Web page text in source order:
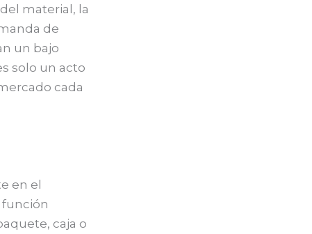
material, la
de
un bajo
solo un acto
cada
en el
caja o